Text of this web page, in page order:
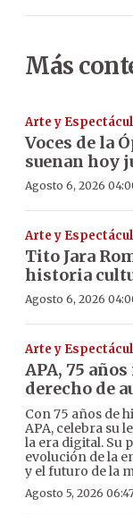
Más
Arte y
Voces de la
suenan hoy
Agosto 6, 2026
Arte y
Tito Jara
historia
Agosto 6, 2026
Arte y
APA, 75
derecho de
Con 75 años de
APA, celebra su
la era digital. Su
evolución de la
y el futuro de la
Agosto 5, 2026